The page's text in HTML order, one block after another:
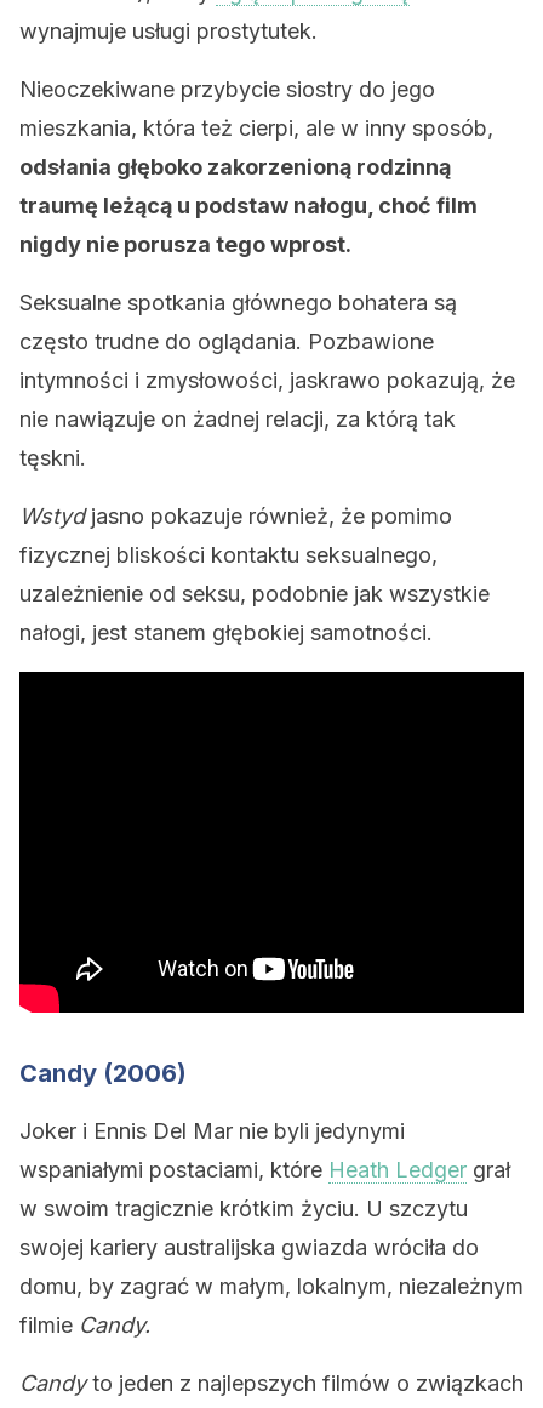
wynajmuje usługi prostytutek.
Nieoczekiwane przybycie siostry do jego
mieszkania, która też cierpi, ale w inny sposób,
odsłania głęboko zakorzenioną rodzinną
traumę leżącą u podstaw nałogu, choć film
nigdy nie porusza tego wprost.
Seksualne spotkania głównego bohatera są
często trudne do oglądania. Pozbawione
intymności i zmysłowości, jaskrawo pokazują, że
nie nawiązuje on żadnej relacji, za którą tak
tęskni.
Wstydjasno pokazuje również, że pomimo
fizycznej bliskości kontaktu seksualnego,
uzależnienie od seksu, podobnie jak wszystkie
nałogi, jest stanem głębokiej samotności.
Candy (2006)
Joker i Ennis Del Mar nie byli jedynymi
wspaniałymi postaciami, które Heath Ledger grał
w swoim tragicznie krótkim życiu. U szczytu
swojej kariery australijska gwiazda wróciła do
domu, by zagrać w małym, lokalnym, niezależnym
filmie Candy.
Candyto jeden z najlepszych filmów o związkach